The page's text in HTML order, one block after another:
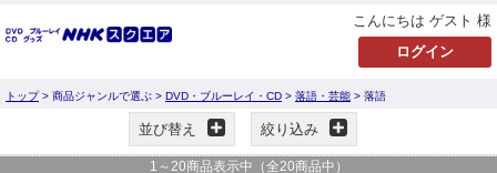
こんにちは ゲスト 様
トップ> 商品ジャンルで選ぶ > DVD・ブルーレイ・CD > 落語・芸能 > 落語
並び替え 絞り込み
1 ～ 20商品表示中（全20商品中）